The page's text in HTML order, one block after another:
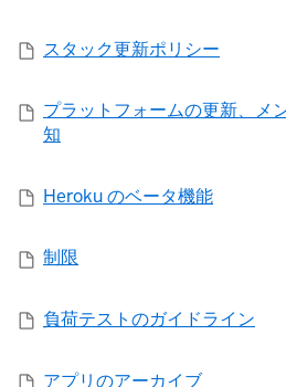
スタック更新ポリシー
プラットフォームの更新、メ
知
Heroku のベータ機能
制限
負荷テストのガイドライン
アプリのアーカイブ